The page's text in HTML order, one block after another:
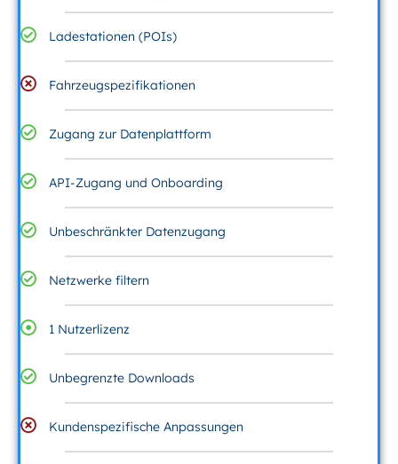
Ladestationen (POIs)
Fahrzeugspezifikationen
Zugang zur Datenplattform
API-Zugang und Onboarding
Unbeschränkter Datenzugang
Netzwerke filtern
1 Nutzerlizenz
Unbegrenzte Downloads
Kundenspezifische Anpassungen